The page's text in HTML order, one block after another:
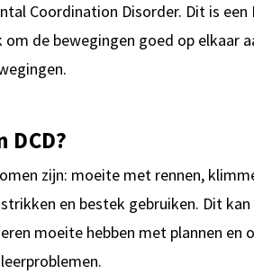
Coordination Disorder. Dit is
de bewegingen goed op elkaar
zijn: moeite met rennen,
en bestek gebruiken. Dit
moeite hebben met plannen